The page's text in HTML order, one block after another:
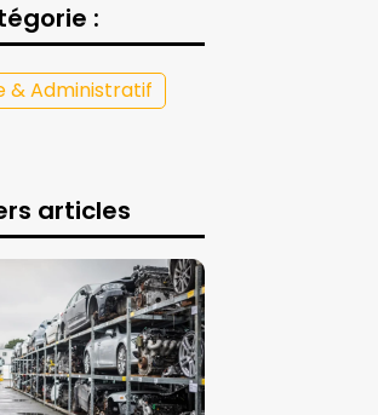
:
& Administratif
articles